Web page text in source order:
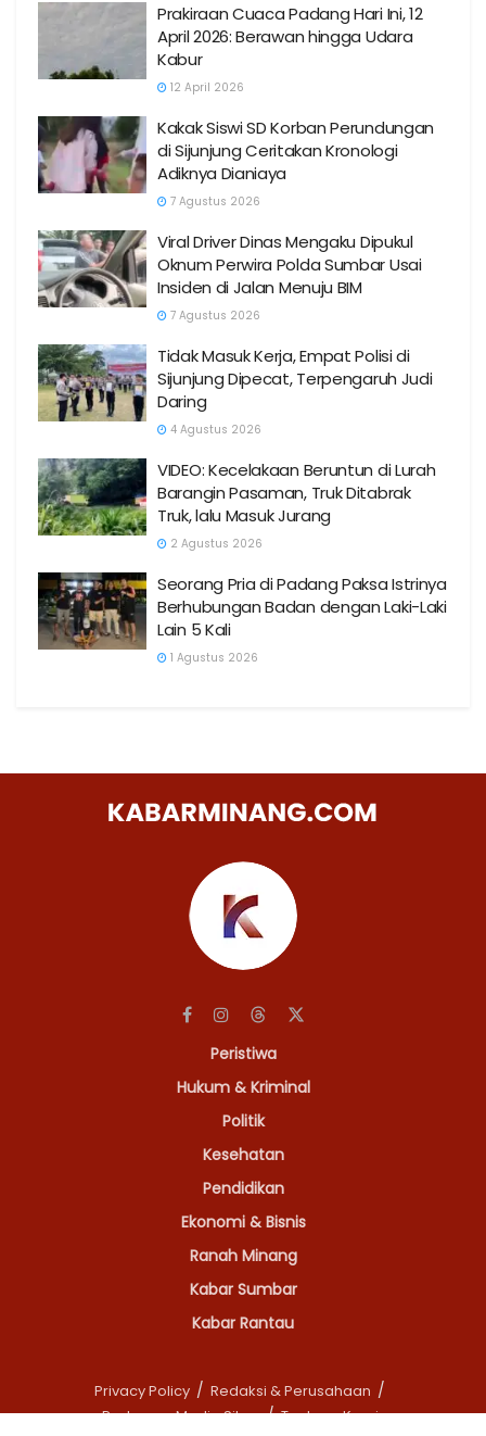
Prakiraan Cuaca Padang Hari Ini, 12
April 2026: Berawan hingga Udara
Kabur
12 April 2026
Kakak Siswi SD Korban Perundungan
di Sijunjung Ceritakan Kronologi
Adiknya Dianiaya
7 Agustus 2026
Viral Driver Dinas Mengaku Dipukul
Oknum Perwira Polda Sumbar Usai
Insiden di Jalan Menuju BIM
7 Agustus 2026
Tidak Masuk Kerja, Empat Polisi di
Sijunjung Dipecat, Terpengaruh Judi
Daring
4 Agustus 2026
VIDEO: Kecelakaan Beruntun di Lurah
Barangin Pasaman, Truk Ditabrak
Truk, lalu Masuk Jurang
2 Agustus 2026
Seorang Pria di Padang Paksa Istrinya
Berhubungan Badan dengan Laki-Laki
Lain 5 Kali
1 Agustus 2026
Peristiwa
Hukum & Kriminal
Politik
Kesehatan
Pendidikan
Ekonomi & Bisnis
Ranah Minang
Kabar Sumbar
Kabar Rantau
Privacy Policy
Redaksi & Perusahaan
Pedoman Media Siber
Tentang Kami